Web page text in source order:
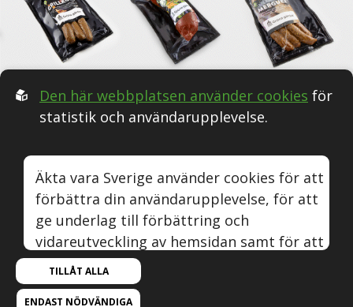
Följ oss i Sociala medier:
Äkta varaNaturvinInstagramYoutube
© Äkta vara Sverige.
Om webbplatsen, cookies och GDPR.
Om Äkta vara.Byggd med kärlek av
Den här webbplatsen använder cookies för
statistik och användarupplevelse.
Äkta vara Sverige använder cookies för att
förbättra din användarupplevelse, för att
ge underlag till förbättring och
vidareutveckling av hemsidan samt för att
kunna rikta mer relevanta erbjudanden till
dig.
ENDAST NÖDVÄNDIGA
TILLÅT ALLA